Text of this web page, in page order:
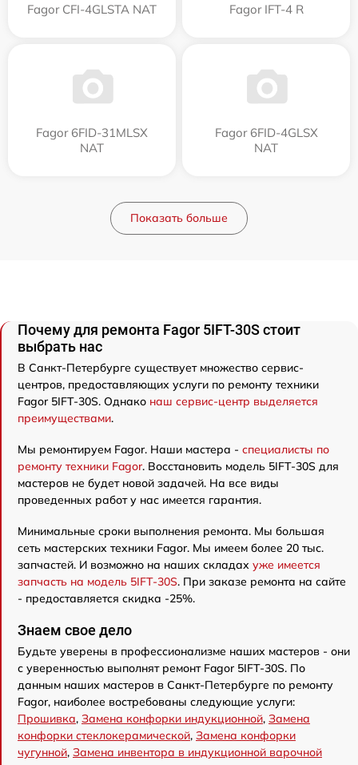
Fagor CFI-4GLSTA NAT Fagor IFT-4 R
Fagor 6FID-31MLSX
NAT
Fagor 6FID-4GLSX
NAT
Показать больше
Почему для ремонта Fagor 5IFT-30S стоит
выбрать нас
В Санкт-Петербурге существует множество сервис-
центров, предоставляющих услуги по ремонту техники
Fagor 5IFT-30S. Однако наш сервис-центр выделяется
преимуществами.
Мы ремонтируем Fagor. Наши мастера - специалисты по
ремонту техники Fagor. Восстановить модель 5IFT-30S для
мастеров не будет новой задачей. На все виды
проведенных работ у нас имеется гарантия.
Минимальные сроки выполнения ремонта. Мы большая
сеть мастерских техники Fagor. Мы имеем более 20 тыс.
запчастей. И возможно на наших складах уже имеется
запчасть на модель 5IFT-30S. При заказе ремонта на сайте
- предоставляется скидка -25%.
Знаем свое дело
Будьте уверены в профессионализме наших мастеров - они
с уверенностью выполнят ремонт Fagor 5IFT-30S. По
данным наших мастеров в Санкт-Петербурге по ремонту
Fagor, наиболее востребованы следующие услуги:
Прошивка, Замена конфорки индукционной, Замена
конфорки стеклокерамической, Замена конфорки
чугунной, Замена инвентора в индукционной варочной